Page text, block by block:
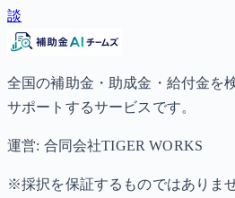
談
全国の補助金・助成金・給付金を
サポートするサービスです。
運営: 合同会社TIGER WORKS
※採択を保証するものではありませ